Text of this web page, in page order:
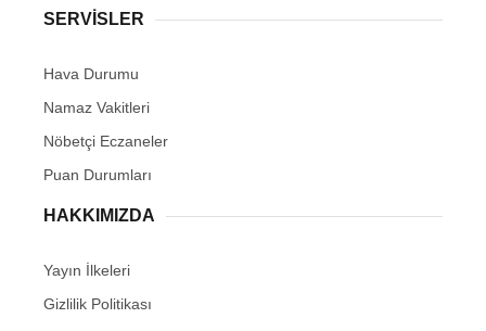
SERVİSLER
Hava Durumu
Namaz Vakitleri
Nöbetçi Eczaneler
Puan Durumları
HAKKIMIZDA
Yayın İlkeleri
Gizlilik Politikası